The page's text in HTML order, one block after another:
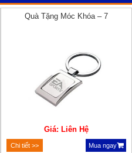
Quà Tặng Móc Khóa – 7
Giá: Liên Hệ
Chi tiết >> Mua ngay